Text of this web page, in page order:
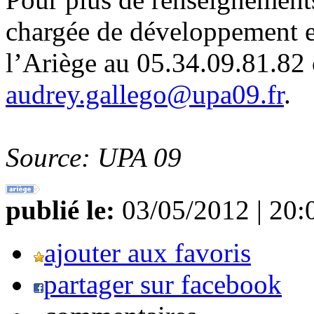
chargée de développement
l’Ariège au
audrey.gallego@upa09.fr.
Source: UPA 09
publié le: 03/05/2012 |
ajouter aux favoris
partager sur facebook